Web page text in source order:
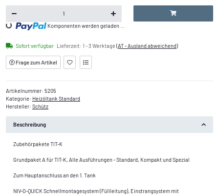
Loading... Komponenten werden geladen ...
Sofort verfügbar Lieferzeit: 1 - 3 Werktage(AT - Ausland abweichend)
Frage zum Artikel
Artikelnummer: 5205
Kategorie: Heizöltank Standard
Hersteller: Schütz
Beschreibung
Zubehörpakete TIT-K
Grundpaket A für TIT-K, Alle Ausführungen - Standard, Kompakt und Spezial
Zum Hauptanschluss an den 1. Tank
NIV-O-QUICK Schnellmontagesystem (Füllleitung), Einstrangsystem mit